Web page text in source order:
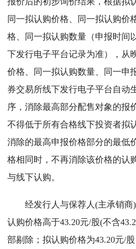
同一拟认购价格、同一拟认购价
格、同一拟认购数量（申报时间
下发行电子平台记录为准），从
价格、同一拟认购数量、同一申
券交易所线下发行电子平台自动
序，消除最高部分配售对象的报
不得低于所有合格线下投资者拟
消除的最高申报价格部分的最低
格相同时，不再消除该价格的认
与线下认购。
经发行人与保荐人(主承销商)
认购价格高于43.20元/股(不含
部剔除；拟认购价格为43.20元/